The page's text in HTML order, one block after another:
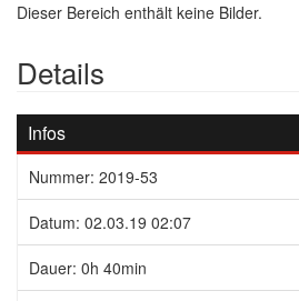
Dieser Bereich enthält keine Bilder.
Details
Infos
Nummer: 2019-53
Datum: 02.03.19 02:07
Dauer: 0h 40min